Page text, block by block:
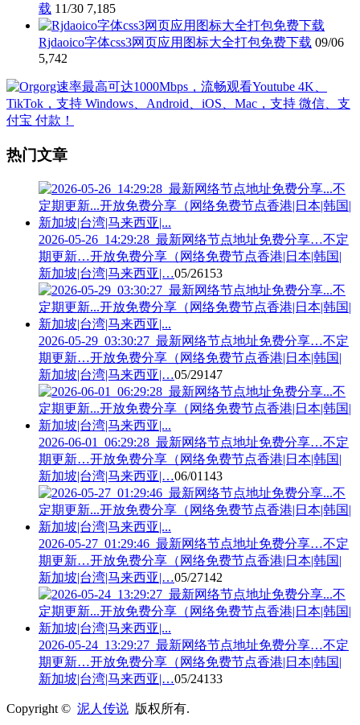
载 11/30 7,185
Rjdaoico字体css3网页应用图标大全打包免费下载 09/06
5,742
热门文章
2026-05-26_14:29:28_最新网络节点地址免费分享…不定
期更新…开放免费分享（网络免费节点香港|日本|韩国|
新加坡|台湾|马来西亚|…05/26153
2026-05-29_03:30:27_最新网络节点地址免费分享…不定
期更新…开放免费分享（网络免费节点香港|日本|韩国|
新加坡|台湾|马来西亚|…05/29147
2026-06-01_06:29:28_最新网络节点地址免费分享…不定
期更新…开放免费分享（网络免费节点香港|日本|韩国|
新加坡|台湾|马来西亚|…06/01 143
2026-05-27_01:29:46_最新网络节点地址免费分享…不定
期更新…开放免费分享（网络免费节点香港|日本|韩国|
新加坡|台湾|马来西亚|…05/27142
2026-05-24_13:29:27_最新网络节点地址免费分享…不定
期更新…开放免费分享（网络免费节点香港|日本|韩国|
新加坡|台湾|马来西亚|…05/24133
Copyright © 泥人传说 版权所有.